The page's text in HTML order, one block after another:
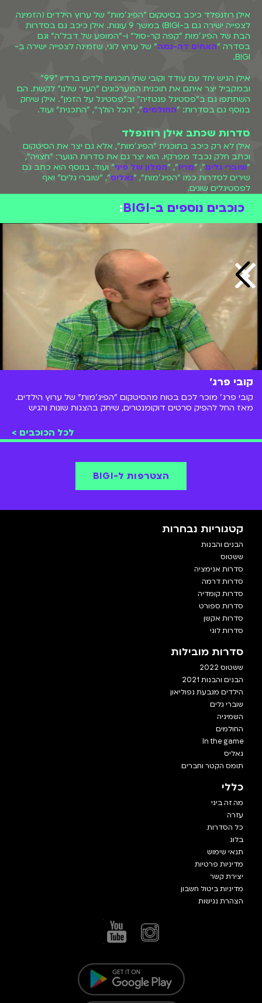
אילן רוזנפלד כיכב בסיטקום "הפיג'מות" של ערוץ הילדים (הזמינה
לצפייה ישירה גם ב-BIGI) במשך 9 עונות. אילן כיכב גם בסדרות
הבת של הפיג'מות "קפה קר-סול" ו-"המופע של דבל'ה" וגם
בסדרה "האחים דה-גמה" של ערוץ לוגי, שזמינה לצפייה ישירה ב-
BIGI.
אילן הגיש יחד עם עודד וקובי שתי תוכניות ילדים ברדיו "99"
ובמקביל יצר איתם את תוכנית המערכונים "העיר שלנו" לקשת. הם
השתתפו גם ב"פסטיגל פנטזיה" וב"פסטיגל על הזמן". אילן שיחק
בנוסף גם בסדרות: "החולמים", "הכל הולך", "התכנית" ועוד.
סדרות שכתב אילן רוזנפלד
אילן לא רק כיכב בתוכנית "הפיג'מות", אלא גם יצר את הסיטקום
וכתב חלק נכבד מפרקיו. הוא יצר גם את סדרות הנוער: "חצויה",
"שוברי גלים", "מריו", "המלון של פיני" ועוד. בנוסף הוא כתב גם
שירים לסדרות כמו "הפיג'מות", "גאליס", "שוברי גלים" ואף
לפסטיגלים שונים.
כוכבים נוספים ב-BIGI :
קובי פרג׳
קובי פרג' מוכר לכם בטוח מהסיטקום "הפיג'מות" של ערוץ הילדים.
מאז החל להפיק סרטים דוקומנטרים, שיחק בהצגות שונות והגיש
לכל הכוכבים >
הצטרפות ל-BIGI
קטגוריות נבחרות
הבנים והבנות
ששטוס
סדרות אנימציה
סדרות דרמה
סדרות קומדיה
סדרות ספורט
סדרות אקשן
סדרות לוגי
סדרות מובילות
ששטוס 2022
הבנים והבנות 2021
הילדים מגבעת נפוליאון
שוברי גלים
השמיניה
החולמים
In the game
גאליס
תומס הקטר וחברים
כללי
מה זה ביגי
עזרה
כל הסדרות
בלוג
תנאי שימוש
מדיניות פרטיות
יצירת קשר
מדיניות ביטול חשבון
הצהרת נגישות